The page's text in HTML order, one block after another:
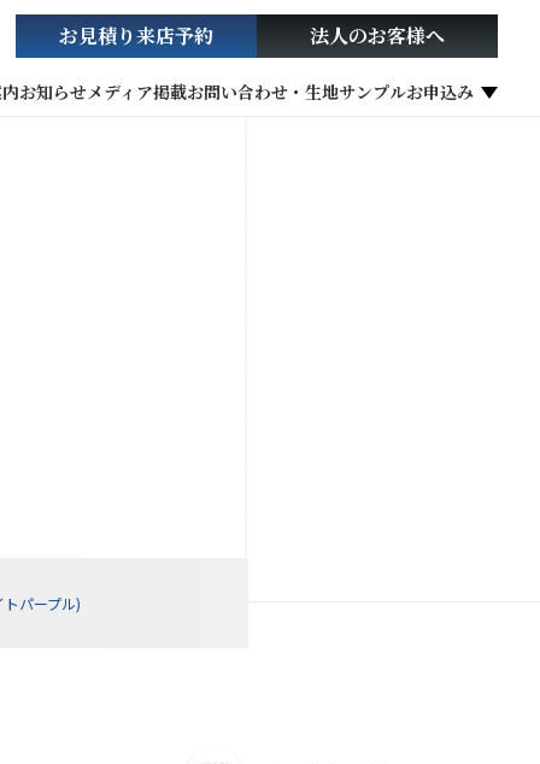
お知らせメディア掲載お問い合わせ・生地サンプルお申込み
お見積り来店予約 法人のお客様へ
パープル)